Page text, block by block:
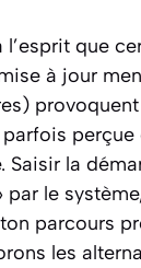
l’esprit que
à jour
perçue
Saisir la
par le
parcours
les